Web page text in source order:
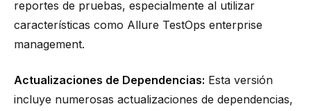
reportes de pruebas, especialmente al utilizar
características como Allure TestOps enterprise
management.
Actualizaciones de Dependencias: Esta versión
incluye numerosas actualizaciones de dependencias,